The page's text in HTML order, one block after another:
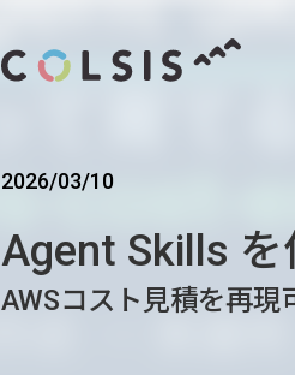
About us
コルシスについて
2026/03/10
Agent Skills
AWSコスト見積を再